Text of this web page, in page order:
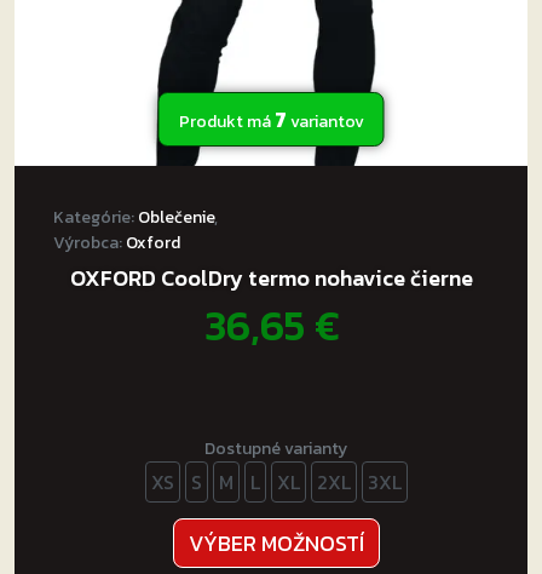
Produkt má7variantov
Kategórie:Oblečenie,
Výrobca:Oxford
OXFORD CoolDry termo nohavice čierne
36,65€
Dostupné varianty
XS S M L XL 2XL 3XL
VÝBER MOŽNOSTÍ